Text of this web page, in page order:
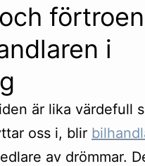
i
är lika värdefull
oss i, blir
av drömmar.